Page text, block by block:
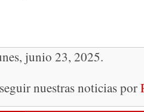
junio 23, 2025.
nuestras noticias por